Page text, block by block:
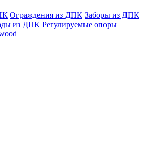
Ограждения из ДПК Заборы из ДПК
из ДПК Регулируемые опоры